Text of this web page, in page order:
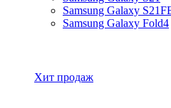
Samsung Galaxy
Samsung Galaxy Fold4
Хит продаж